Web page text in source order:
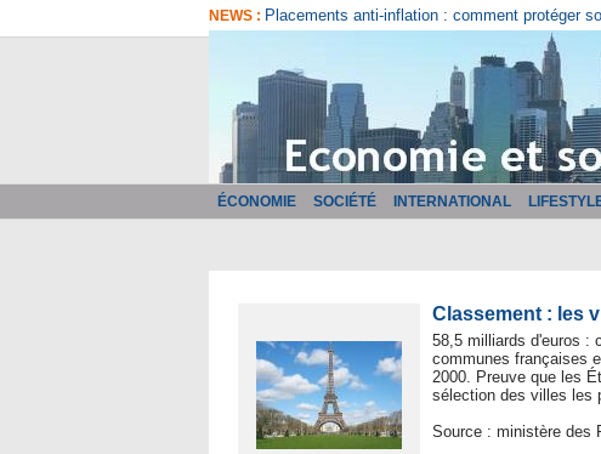
NEWS : Comment bien choisir son logiciel de facturation
ÉCONOMIE SOCIÉTÉ INTERNATIONAL
Classement : les
58,5 milliards d'euros :
communes françaises
2000. Preuve que les
sélection des villes les
Source : ministère des